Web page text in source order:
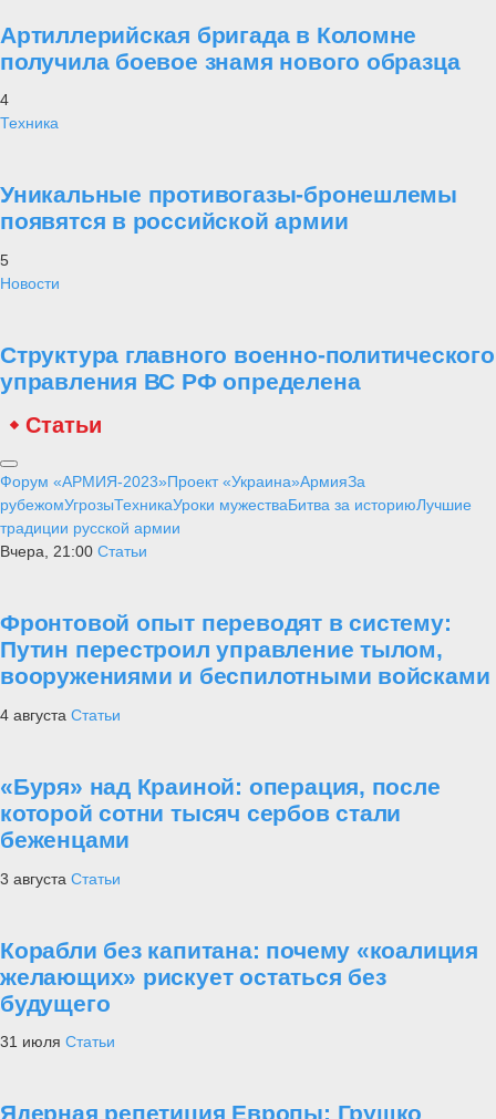
Артиллерийская бригада в Коломне
получила боевое знамя нового образца
4
Техника
Уникальные противогазы-бронешлемы
появятся в российской армии
5
Новости
Структура главного военно-политического
управления ВС РФ определена
Статьи
Форум «АРМИЯ-2023»Проект «Украина»АрмияЗа
рубежомУгрозыТехникаУроки мужестваБитва за историюЛучшие
традиции русской армии
Вчера, 21:00 Статьи
Фронтовой опыт переводят в систему:
Путин перестроил управление тылом,
вооружениями и беспилотными войсками
4 августа Статьи
«Буря» над Краиной: операция, после
которой сотни тысяч сербов стали
беженцами
3 августа Статьи
Корабли без капитана: почему «коалиция
желающих» рискует остаться без
будущего
31 июля Статьи
Ядерная репетиция Европы: Грушко